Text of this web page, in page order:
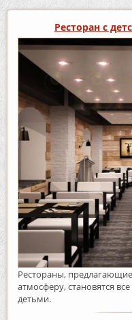
Ресторан с
Рестораны,
атмосферу, становятся
детьми.